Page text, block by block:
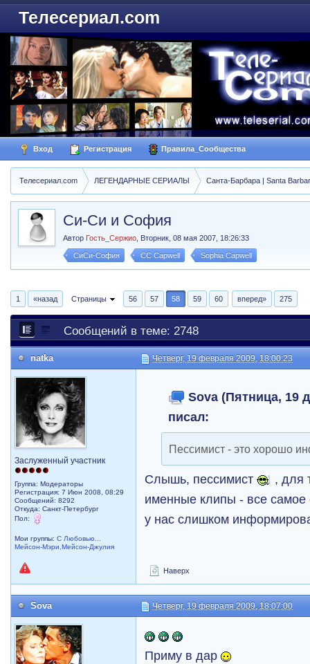
Телесериал.com
Вход Регистрация Правила_Сообщества
Телесериал.com ЛЕГЕНДАРНЫЕ СЕРИАЛЫ Санта-Барбара | Santa
Си-Си и София
Автор Гость_Сержио Вторник, 08 мая 2007, 18:26:33
СиСи-София CC Capwell Sophia Capwell
1 «назад Страницы 56 57 58 59 60 вперед» 275
Сообщений в теме: 2748
natka Четверг, 19 февраля 2009, 18:00:23
Заслуженный участник
Группа: Модераторы
Регистрация: 7 Июн 2008, 08:29
Сообщений: 8292
Откуда: Санкт-Петербург
Пол:
Мои группы:С Любовью...
Мейсон-Мэри,Мейсон-Джулия
Sova (Пятница, 19
писал:
Пессимист - это хорошо
Слышь, пессимист
, для
именные клипы - все самое
у нас слишком
Наверх
Sova Четверг, 19 февраля 2009, 18:07:00
Приму в дар